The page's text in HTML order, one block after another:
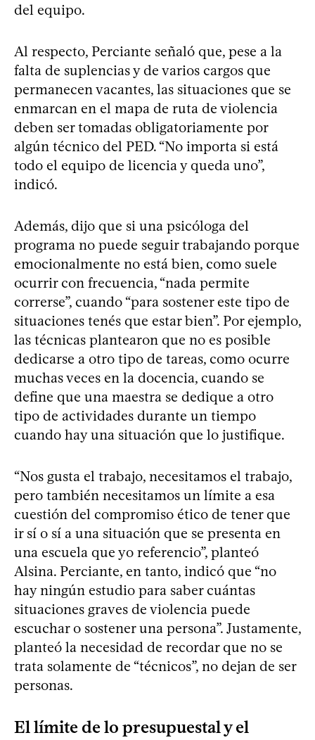
del equipo.
Al respecto, Perciante señaló que, pese a la
falta de suplencias y de varios cargos que
permanecen vacantes, las situaciones que se
enmarcan en el mapa de ruta de violencia
deben ser tomadas obligatoriamente por
algún técnico del PED. “No importa si está
todo el equipo de licencia y queda uno”,
indicó.
Además, dijo que si una psicóloga del
programa no puede seguir trabajando porque
emocionalmente no está bien, como suele
ocurrir con frecuencia, “nada permite
correrse”, cuando “para sostener este tipo de
situaciones tenés que estar bien”. Por ejemplo,
las técnicas plantearon que no es posible
dedicarse a otro tipo de tareas, como ocurre
muchas veces en la docencia, cuando se
define que una maestra se dedique a otro
tipo de actividades durante un tiempo
cuando hay una situación que lo justifique.
“Nos gusta el trabajo, necesitamos el trabajo,
pero también necesitamos un límite a esa
cuestión del compromiso ético de tener que
ir sí o sí a una situación que se presenta en
una escuela que yo referencio”, planteó
Alsina. Perciante, en tanto, indicó que “no
hay ningún estudio para saber cuántas
situaciones graves de violencia puede
escuchar o sostener una persona”. Justamente,
planteó la necesidad de recordar que no se
trata solamente de “técnicos”, no dejan de ser
personas.
El límite de lo presupuestal y el